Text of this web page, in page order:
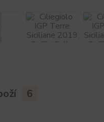
6